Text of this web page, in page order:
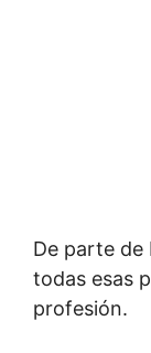
De parte de
todas esas
profesión.